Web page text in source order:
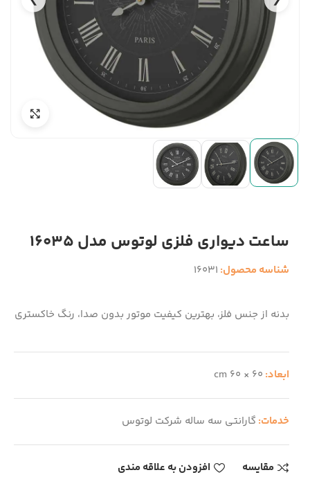
ساعت دیواری فلزی لوتوس مدل 16035
شناسه محصول: 16031
بدنه از جنس فلز، بهترین کیفیت موتور بدون صدا، رنگ خاکستری
ابعاد: 60 × 60 cm
خدمات: گارانتی سه ساله شرکت لوتوس
مقایسه افزودن به علاقه مندی